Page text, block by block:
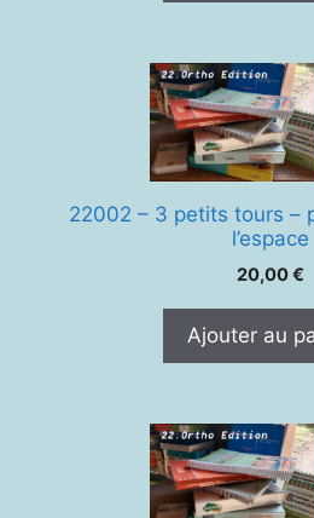
22002 – 3 petits tours –
l’espace
20,00€
Ajouter au